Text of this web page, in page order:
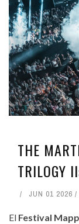
THE
TRILOGY
JUN 01 2026
El Festival